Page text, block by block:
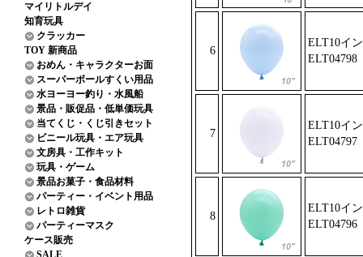
マイリトルデイ
知育玩具
クラッカー
TOY 新商品
おめん・キャラクターお面
スーパーボールすくい用品
水ヨーヨー釣り・水風船
景品・販促品・低単価玩具
当てくじ・くじ引きセット
ビニール玩具・エア玩具
文房具・工作キット
玩具・ゲーム
景品お菓子・食品材料
パーティー・イベント用品
レトロ雑貨
パーティーマスク
ケース販売
SALE
6
ELT10イ
ELT04798
7
ELT10イ
ELT04797
8
ELT10イ
ELT04796